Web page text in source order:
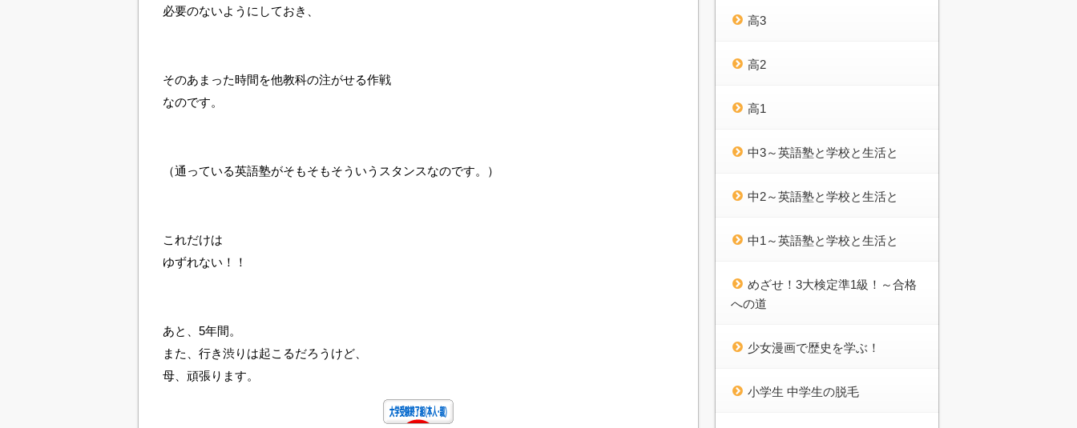
必要のないようにしておき、
そのあまった時間を他教科の注がせる作戦
なのです。
（通っている英語塾がそもそもそういうスタンスなのです。）
これだけは
ゆずれない！！
あと、5年間。
また、行き渋りは起こるだろうけど、
母、頑張ります。
高3
高2
高1
中3～英語塾と学校と生活と
中2～英語塾と学校と生活と
中1～英語塾と学校と生活と
めざせ！3大検定準1級！～合格
への道
少女漫画で歴史を学ぶ！
小学生 中学生の脱毛